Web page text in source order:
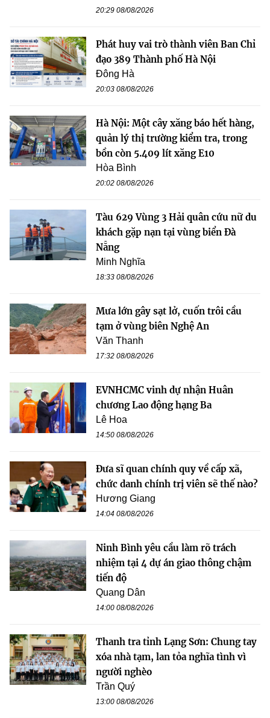
20:29 08/08/2026
Phát huy vai trò thành viên Ban Chỉ
đạo 389 Thành phố Hà Nội
Đông Hà
20:03 08/08/2026
Hà Nội: Một cây xăng báo hết hàng,
quản lý thị trường kiểm tra, trong
bồn còn 5.409 lít xăng E10
Hòa Bình
20:02 08/08/2026
Tàu 629 Vùng 3 Hải quân cứu nữ du
khách gặp nạn tại vùng biển Đà
Nẵng
Minh Nghĩa
18:33 08/08/2026
Mưa lớn gây sạt lở, cuốn trôi cầu
tạm ở vùng biên Nghệ An
Văn Thanh
17:32 08/08/2026
EVNHCMC vinh dự nhận Huân
chương Lao động hạng Ba
Lê Hoa
14:50 08/08/2026
Đưa sĩ quan chính quy về cấp xã,
chức danh chính trị viên sẽ thế nào?
Hương Giang
14:04 08/08/2026
Ninh Bình yêu cầu làm rõ trách
nhiệm tại 4 dự án giao thông chậm
tiến độ
Quang Dân
14:00 08/08/2026
Thanh tra tỉnh Lạng Sơn: Chung tay
xóa nhà tạm, lan tỏa nghĩa tình vì
người nghèo
Trần Quý
13:00 08/08/2026